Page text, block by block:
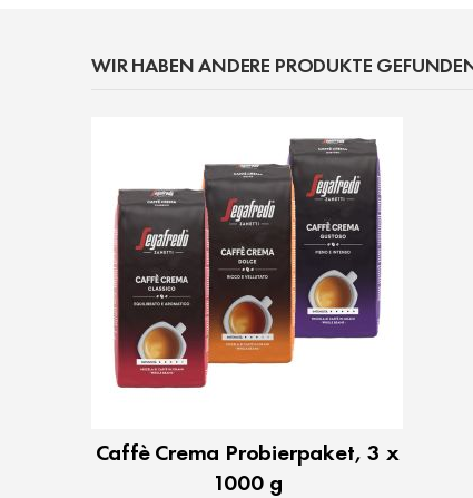
WIR HABEN ANDERE PRODUKTE
Caffè Crema Probierpaket, 3 x
1000 g